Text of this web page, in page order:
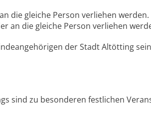
die gleiche Person verliehen werden.
an die gleiche Person verliehen
der Stadt Altötting
sind zu besonderen festlichen